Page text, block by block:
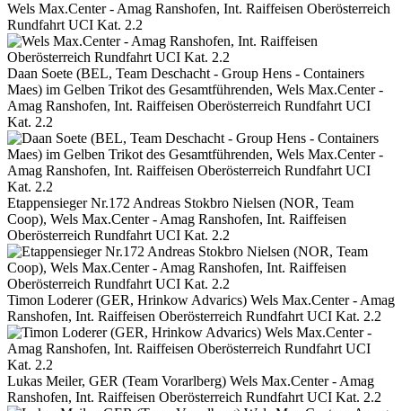
Wels Max.Center - Amag Ranshofen, Int. Raiffeisen Oberösterreich
Rundfahrt UCI Kat. 2.2
Daan Soete (BEL, Team Deschacht - Group Hens - Containers
Maes) im Gelben Trikot des Gesamtführenden, Wels Max.Center -
Amag Ranshofen, Int. Raiffeisen Oberösterreich Rundfahrt UCI
Kat. 2.2
Etappensieger Nr.172 Andreas Stokbro Nielsen (NOR, Team
Coop), Wels Max.Center - Amag Ranshofen, Int. Raiffeisen
Oberösterreich Rundfahrt UCI Kat. 2.2
Timon Loderer (GER, Hrinkow Advarics) Wels Max.Center - Amag
Ranshofen, Int. Raiffeisen Oberösterreich Rundfahrt UCI Kat. 2.2
Lukas Meiler, GER (Team Vorarlberg) Wels Max.Center - Amag
Ranshofen, Int. Raiffeisen Oberösterreich Rundfahrt UCI Kat. 2.2